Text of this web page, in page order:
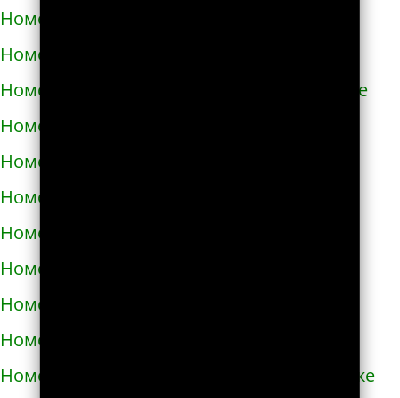
Номера телефонов такси в Азове
Номера телефонов такси в Ак-Довураке
Номера телефонов такси в Академгородке
Номера телефонов такси в Аксае
Номера телефонов такси в Алагире
Номера телефонов такси в Алапаевске
Номера телефонов такси в Алатыре
Номера телефонов такси в Алдане
Номера телефонов такси в Алейске
Номера телефонов такси в Александрове
Номера телефонов такси в Александровске